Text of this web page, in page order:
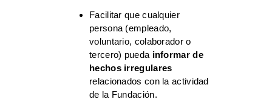
Facilitar que cualquier
persona (empleado,
voluntario, colaborador o
tercero) pueda informar de
hechos irregulares
relacionados con la actividad
de la Fundación.